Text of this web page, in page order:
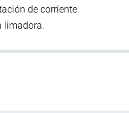
de corriente
limadora.